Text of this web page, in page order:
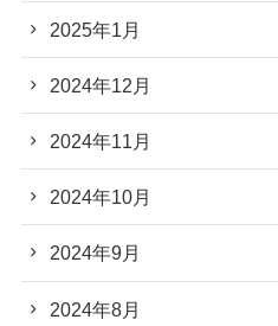
2025年1月
2024年12月
2024年11月
2024年10月
2024年9月
2024年8月